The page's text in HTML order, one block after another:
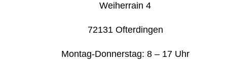
Weiherrain 4
72131 Ofterdingen
Montag-Donnerstag: 8 – 17 Uhr